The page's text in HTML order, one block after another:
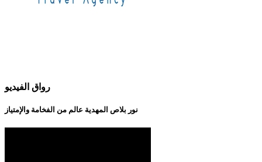
رواق الفيديو
نور بلاص المهدية عالم من الفخامة والإمتياز